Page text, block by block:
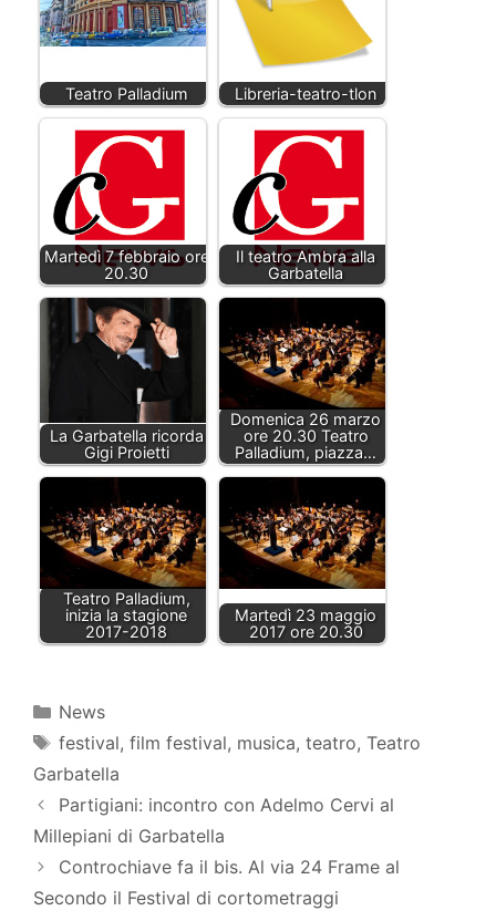
Teatro Palladium Libreria-teatro-tlon
Martedì 7 febbraio ore
20.30
Il teatro Ambra alla
Garbatella
La Garbatella ricorda
Gigi Proietti
Domenica 26 marzo
ore 20.30 Teatro
Palladium, piazza…
Teatro Palladium,
inizia la stagione
2017-2018
Martedì 23 maggio
2017 ore 20.30
Categorie
News
Tag
festival, film festival, musica, teatro, Teatro
Garbatella
Partigiani: incontro con Adelmo Cervi al
Millepiani di Garbatella
Controchiave fa il bis. Al via 24 Frame al
Secondo il Festival di cortometraggi